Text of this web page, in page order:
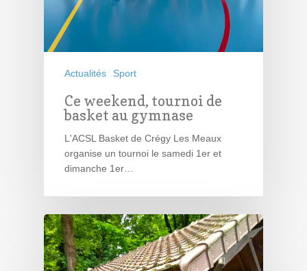
Actualités Sport
Ce weekend, tournoi de
basket au gymnase
L'ACSL Basket de Crégy Les Meaux
organise un tournoi le samedi 1er et
dimanche 1er…